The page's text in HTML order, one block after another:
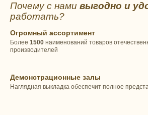
Почему с нами выгодно и
работать?
Огромный ассортимент
Более 1500 наименований товаров
производителей
Демонстрационные залы
Наглядная выкладка обеспечит полное